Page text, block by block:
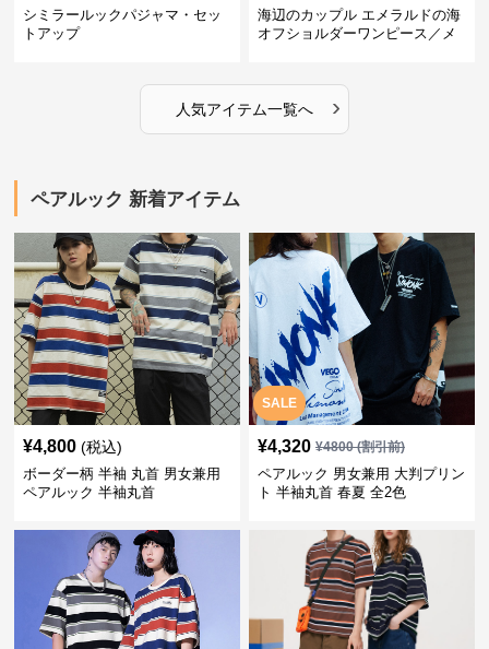
シミラールックパジャマ・セッ
トアップ
海辺のカップル エメラルドの海
オフショルダーワンピース／メ
人気アイテム一覧へ ›
ペアルック 新着アイテム
¥4,800 (税込)
ボーダー柄 半袖 丸首 男女兼用
ペアルック 半袖丸首
SALE
¥4,320 ¥4800(割引前)
ペアルック 男女兼用 大判プリン
ト 半袖丸首 春夏 全2色